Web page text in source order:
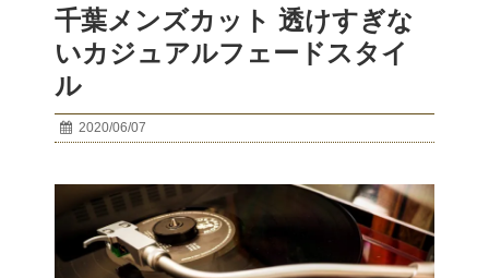
千葉メンズカット 透けすぎな
いカジュアルフェードスタイ
ル
2020/06/07